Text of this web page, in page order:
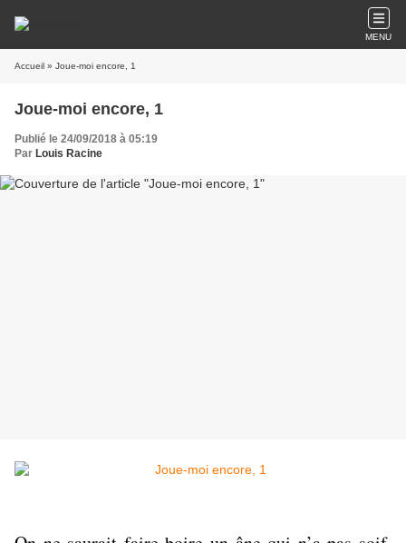
MENU
Accueil » Joue-moi encore, 1
Joue-moi encore, 1
Publié le 24/09/2018 à 05:19
Par Louis Racine